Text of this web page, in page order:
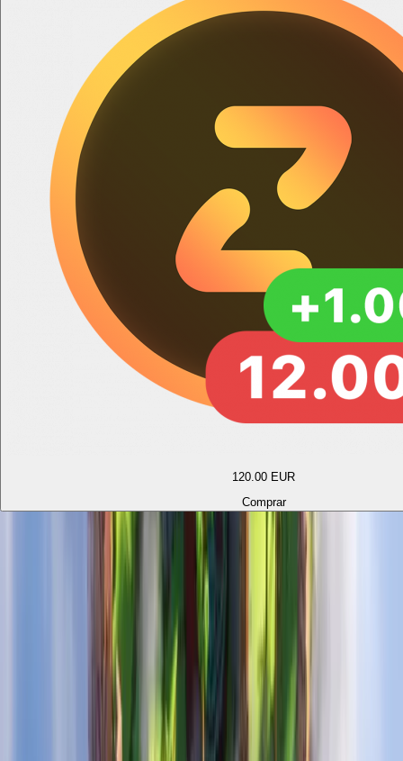
120.00 EUR
Comprar
Los rangos también desbloquean
ventajas para Survival
Además de comprar ZoneCoins, los rangos también te dan
perks útiles para Survival y otras ventajas globales en